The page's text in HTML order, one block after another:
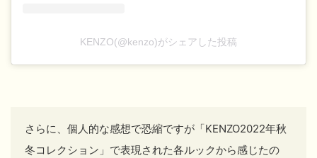
KENZO(@kenzo)がシェアした投稿
さらに、個人的な感想で恐縮ですが「KENZO2022年秋
冬コレクション」で表現された各ルックから感じたの